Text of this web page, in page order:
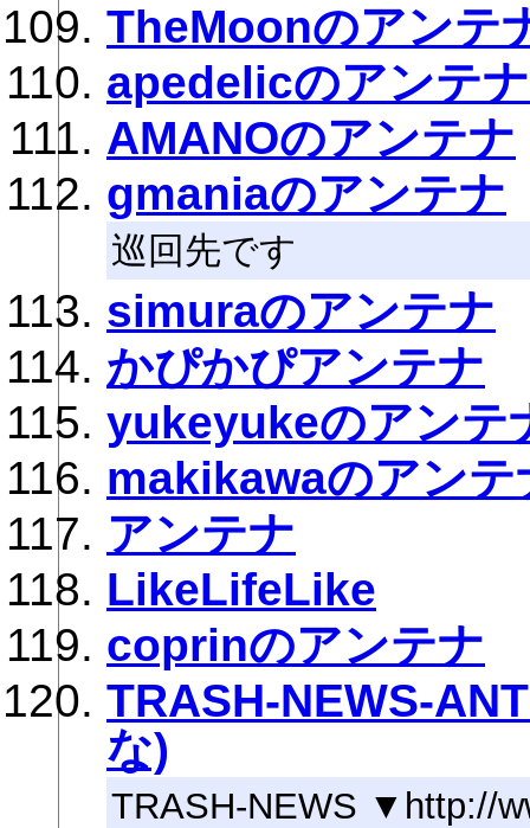
TheMoonのアンテ
apedelicのアンテナ
AMANOのアンテナ
gmaniaのアンテナ
巡回先です
simuraのアンテナ
かぴかぴアンテナ
yukeyukeのアンテ
makikawaのアンテ
アンテナ
LikeLifeLike
coprinのアンテナ
TRASH-NEWS-
な)
TRASH-NEWS ▼http://